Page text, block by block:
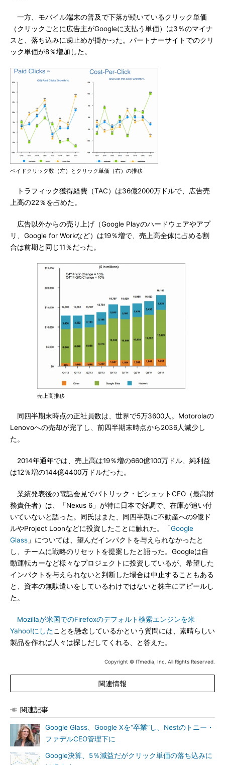
一方、モバイル端末の普及で下落が続いているクリック単価
（クリックごとに広告主がGoogleに支払う単価）は3％のマイナ
スと、落ち込みに歯止めが掛かった。パートナーサイトでのクリ
ック単価が8％増加した。
ペイドクリック数（左）とクリック単価（右）の推移
トラフィック獲得経費（TAC）は36億2000万ドルで、広告売
上高の22％を占めた。
広告以外からの売り上げ（Google Playのハードウェアやアプ
リ、Google for Workなど）は19％増で、売上高全体に占める割
合は前期と同じ11％だった。
売上高推移
同四半期末時点の正社員数は、世界で5万3600人。Motorolaの
Lenovoへの売却が完了し、前四半期末時点から2036人減少し
た。
2014年通年では、売上高は19％増の660億100万ドル、純利益
は12％増の144億4400万ドルだった。
業績発表後の電話会見でパトリック・ピシェットCFO（最高財
務責任者）は、「Nexus 6」が特に日本で好調で、在庫が追い付
いていないと語った。同氏はまた、同四半期に不動産への9億ド
ルやProject Loonなどに投資したことに触れた。「Google
Glass 」については、望んだインパクトを与えられなかったと
し、チームに戦略のリセットを提案したと語った。Googleは自
動運転カーなど様々なプロジェクトに投資しているが、希望した
インパクトを与えられないと判断した場合は中止することもある
と、資本の無駄遣いをしているわけではないと株主にアピールし
た。
Mozillaが米国でのFirefoxのデフォルト検索エンジンを米
Yahoo!にしたことを懸念しているかという質問には、素晴らしい
製品を作れば人々は探しだしてくれる、と答えた。
Copyright © ITmedia, Inc. All Rights Reserved.
関連情報
関連記事
Google Glass、Google Xを“卒業”し、Nestのトニー・
ファデルCEO管理下に
Google決算、5％減益だがクリック単価の落ち込みに